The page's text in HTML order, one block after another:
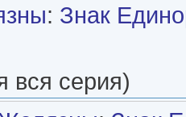
: Знак
вся серия)